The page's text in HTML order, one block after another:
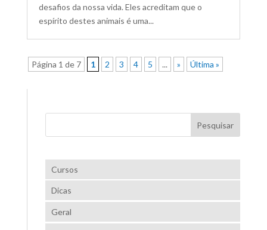
desafios da nossa vida. Eles acreditam que o
espírito destes animais é uma...
Página 1 de 7 1 2 3 4 5 ... » Última »
Cursos
Dicas
Geral